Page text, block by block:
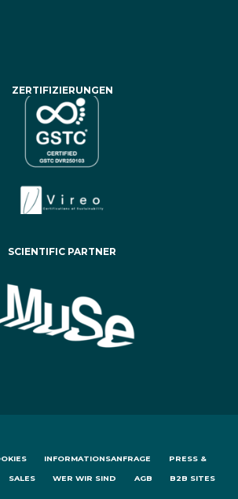
ZERTIFIZIERUNGEN
SCIENTIFIC PARTNER
INFORMATIONSANFRAGE PRESS &
SALES WER WIR SIND AGB B2B SITES